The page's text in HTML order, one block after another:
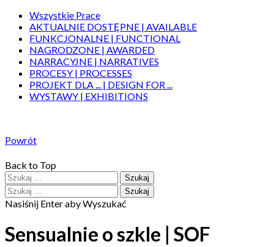
Wszystkie Prace
AKTUALNIE DOSTĘPNE | AVAILABLE
FUNKCJONALNE | FUNCTIONAL
NAGRODZONE | AWARDED
NARRACYJNE | NARRATIVES
PROCESY | PROCESSES
PROJEKT DLA ... | DESIGN FOR ...
WYSTAWY | EXHIBITIONS
Powrót
Back to Top
Szukaj:
Szukaj:
Nasiśnij Enter aby Wyszukać
Sensualnie o szkle | SOF